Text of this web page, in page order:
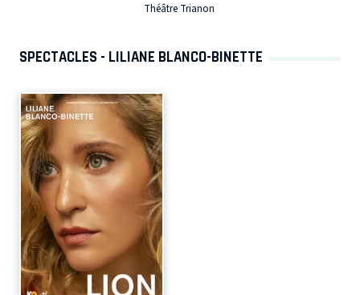
Théâtre Trianon
SPECTACLES - LILIANE BLANCO-BINETTE